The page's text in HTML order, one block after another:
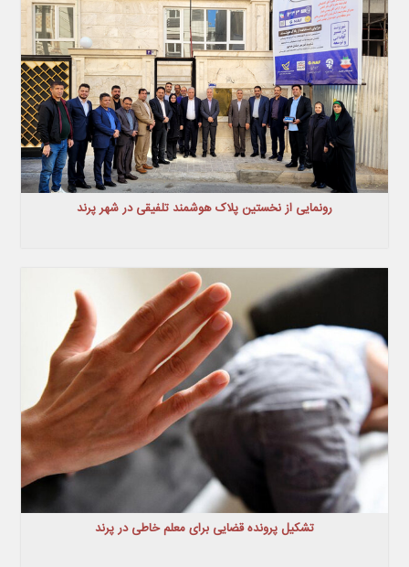
رونمایی از نخستین پلاک هوشمند تلفیقی در شهر پرند
تشکیل پرونده قضایی برای معلم خاطی در پرند